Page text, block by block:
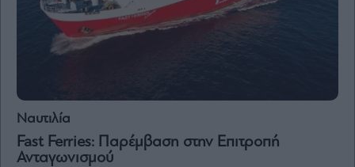
Ναυτιλία
Fast Ferries: Παρέμβαση στην Επιτροπή
Ανταγωνισμού